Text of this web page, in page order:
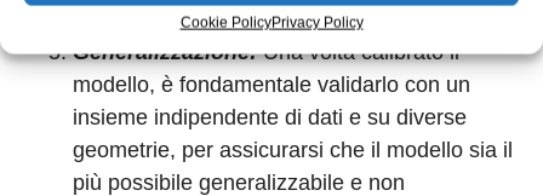
Cookie PolicyPrivacy Policy
corrispondenza.
Generalizzazione:Una volta calibrato il
modello, è fondamentale validarlo con un
insieme indipendente di dati e su diverse
geometrie, per assicurarsi che il modello sia il
più possibile generalizzabile e non